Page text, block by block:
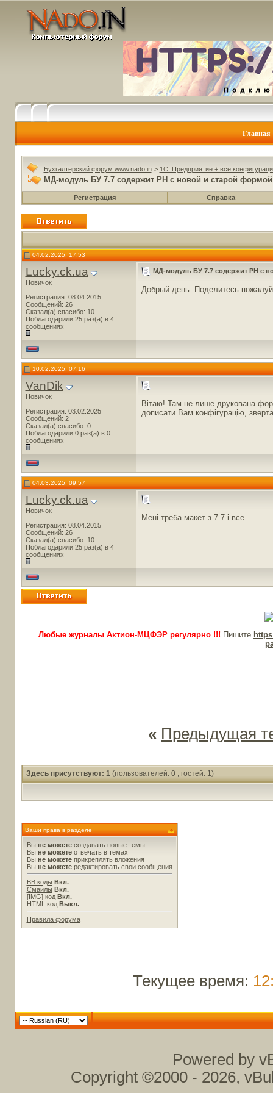
Главная
Бухгалтерский форум www.nado.in > 1C: Предприятие + все
МД-модуль БУ 7.7 содержит РН с новой и старой
Регистрация Справка
04.02.2025, 17:53
Lucky.ck.ua
Новичок
Регистрация: 08.04.2015
Сообщений: 26
Сказал(а) спасибо: 10
Поблагодарили 25 раз(а) в 4
сообщениях
МД-модуль БУ 7.7 содержит РН с
Добрый день. Поделитесь
10.02.2025, 07:16
VanDik
Новичок
Регистрация: 03.02.2025
Сообщений: 2
Сказал(а) спасибо: 0
Поблагодарили 0 раз(а) в 0
сообщениях
Вітаю! Там не лише друкована
дописати Вам конфігурацію,
04.03.2025, 09:57
Lucky.ck.ua
Новичок
Регистрация: 08.04.2015
Сообщений: 26
Сказал(а) спасибо: 10
Поблагодарили 25 раз(а) в 4
сообщениях
Мені треба макет з 7.7 і все
Любые журналы Актион-МЦФЭР регулярно !!! Пишите
« Предыдущая
Здесь присутствуют: 1 (пользователей: 0 , гостей: 1)
Ваши права в разделе
Вы не можетесоздавать новые темы
Вы не можетеотвечать в темах
Вы не можетеприкреплять вложения
Вы не можетередактировать свои сообщения
BB коды Вкл.
Смайлы Вкл.
[IMG]код Вкл.
HTML код Выкл.
Правила форума
Текущее время:
Powered by
Copyright ©2000 - 2026,